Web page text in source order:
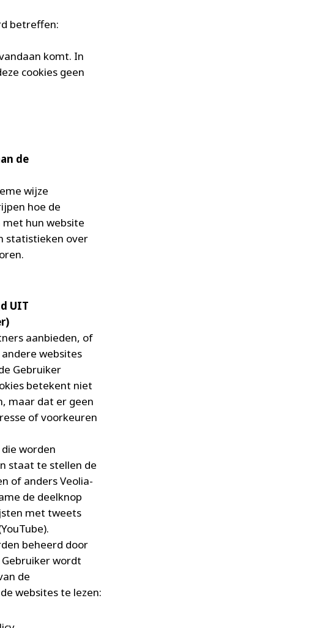
betreffen:
komt. In
cookies geen
de
wijze
hoe de
hun website
statistieken over
UIT
aanbieden, of
websites
Gebruiker
betekent niet
maar dat er geen
of voorkeuren
worden
staat te stellen de
of anders Veolia-
de deelknop
met tweets
beheerd door
wordt
de
websites te lezen: